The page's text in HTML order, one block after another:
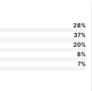
opzioni per la
Per un'esperienza più
di richiedere una28%
37%
20%
8%
7%